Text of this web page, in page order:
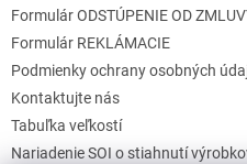
Formulár ODSTÚPENIE OD
Formulár REKLÁMACIE
Podmienky ochrany osobných
Kontaktujte nás
Tabuľka veľkostí
Nariadenie SOI o stiahnutí